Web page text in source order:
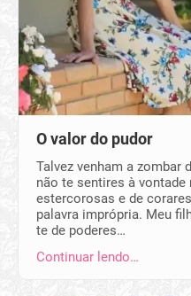
O valor do pudor
Talvez venham a zombar
não te sentires à
estercorosas e de
palavra imprópria. Meu
te de poderes…
Continuar lendo…